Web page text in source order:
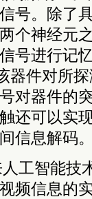
号。除了
个神经元
号进行记
器件对所
对器件的
还可以实
信息解码
工智能技
频信息的